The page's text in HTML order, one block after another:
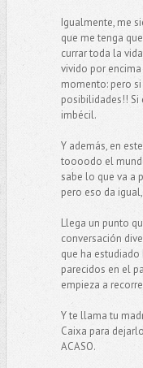
Igualmente, me
que me tenga
currar toda la
vivido por encima
momento: pero
posibilidades!! Si
imbécil.
Y además, en
toooodo el
sabe lo que va a
pero eso da
Llega un punto
conversación
que ha
parecidos en el
empieza a
Y te llama tu
Caixa para
ACASO.